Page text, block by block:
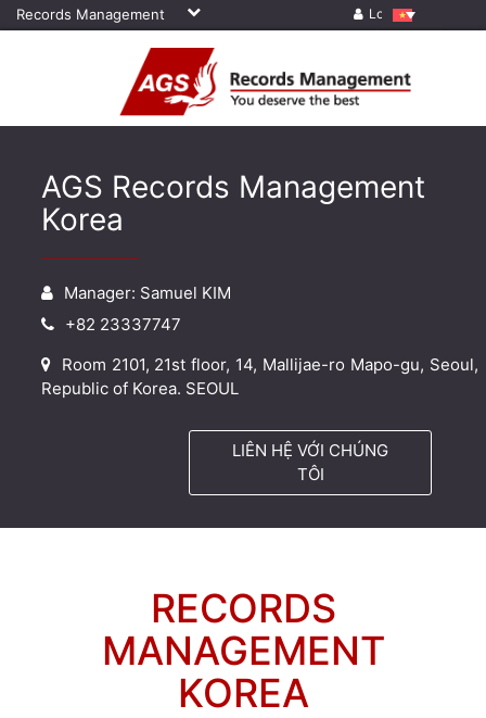
Records Management Log in
AGS Records Management
Korea
Manager: Samuel KIM
+82 23337747
Room 2101, 21st floor, 14, Mallijae-ro Mapo-gu, Seoul,
Republic of Korea. SEOUL
LIÊN HỆ VỚI CHÚNG
TÔI
RECORDS
MANAGEMENT
KOREA